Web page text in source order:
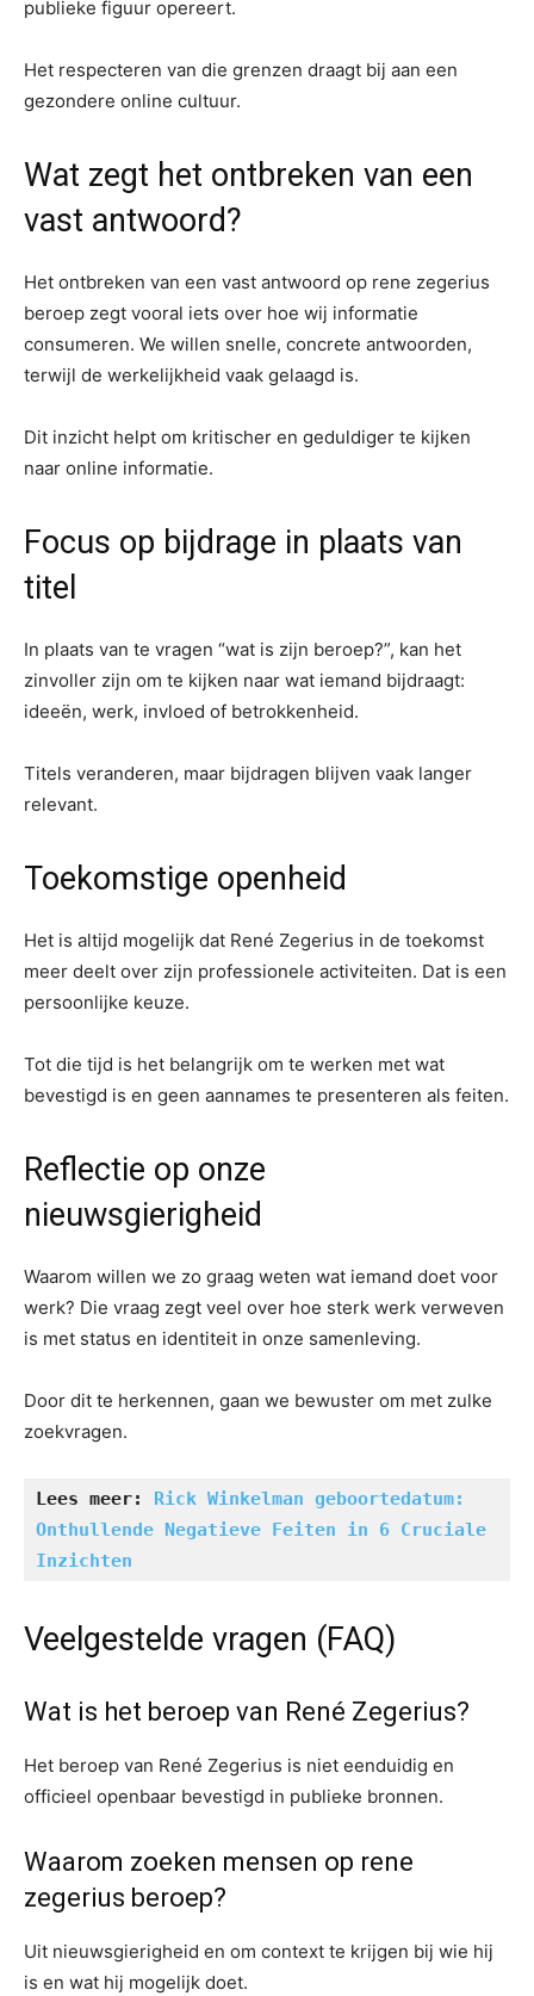
publieke figuur opereert.
Het respecteren van die grenzen draagt bij aan een
gezondere online cultuur.
Wat zegt het ontbreken van een
vast antwoord?
Het ontbreken van een vast antwoord op rene zegerius
beroep zegt vooral iets over hoe wij informatie
consumeren. We willen snelle, concrete antwoorden,
terwijl de werkelijkheid vaak gelaagd is.
Dit inzicht helpt om kritischer en geduldiger te kijken
naar online informatie.
Focus op bijdrage in plaats van
titel
In plaats van te vragen “wat is zijn beroep?”, kan het
zinvoller zijn om te kijken naar wat iemand bijdraagt:
ideeën, werk, invloed of betrokkenheid.
Titels veranderen, maar bijdragen blijven vaak langer
relevant.
Toekomstige openheid
Het is altijd mogelijk dat René Zegerius in de toekomst
meer deelt over zijn professionele activiteiten. Dat is een
persoonlijke keuze.
Tot die tijd is het belangrijk om te werken met wat
bevestigd is en geen aannames te presenteren als feiten.
Reflectie op onze
nieuwsgierigheid
Waarom willen we zo graag weten wat iemand doet voor
werk? Die vraag zegt veel over hoe sterk werk verweven
is met status en identiteit in onze samenleving.
Door dit te herkennen, gaan we bewuster om met zulke
zoekvragen.
Lees meer:
Rick Winkelman geboortedatum:
Onthullende Negatieve Feiten in 6 Cruciale
Inzichten
Veelgestelde vragen (FAQ)
Wat is het beroep van René Zegerius?
Het beroep van René Zegerius is niet eenduidig en
officieel openbaar bevestigd in publieke bronnen.
Waarom zoeken mensen op rene
zegerius beroep?
Uit nieuwsgierigheid en om context te krijgen bij wie hij
is en wat hij mogelijk doet.